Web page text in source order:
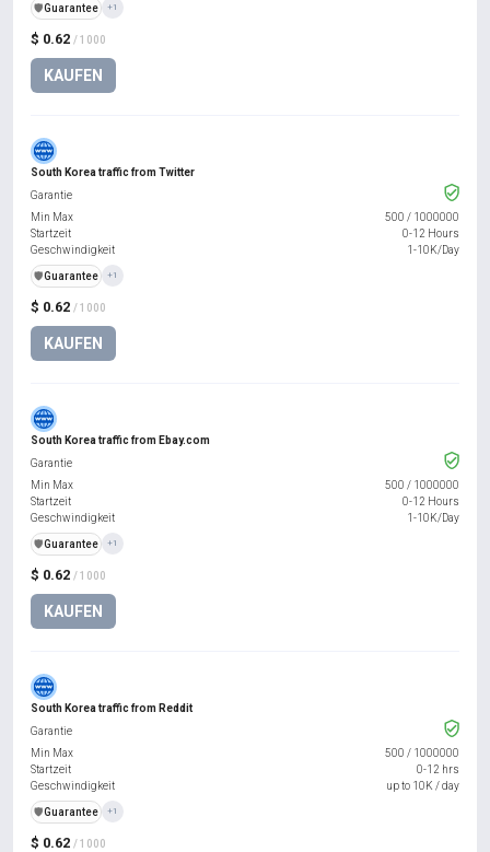
$ 0.62 / 1000
KAUFEN
️🛡️Guarantee +1
South Korea traffic from Twitter
$ 0.62 / 1000
KAUFEN
Garantie
Min Max
500 / 1000000
Startzeit
0-12 Hours
Geschwindigkeit
1-10K/Day
️🛡️Guarantee +1
South Korea traffic from Ebay.com
$ 0.62 / 1000
KAUFEN
Garantie
Min Max
500 / 1000000
Startzeit
0-12 Hours
Geschwindigkeit
1-10K/Day
️🛡️Guarantee +1
South Korea traffic from Reddit
$ 0.62 / 1000
Garantie
Min Max
500 / 1000000
Startzeit
0-12 hrs
Geschwindigkeit
up to 10K / day
️🛡️Guarantee +1